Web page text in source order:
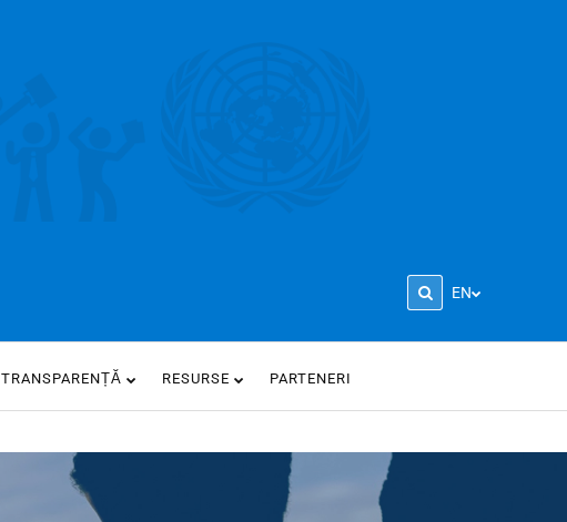
EN
TRANSPARENȚĂ RESURSE PARTENERI